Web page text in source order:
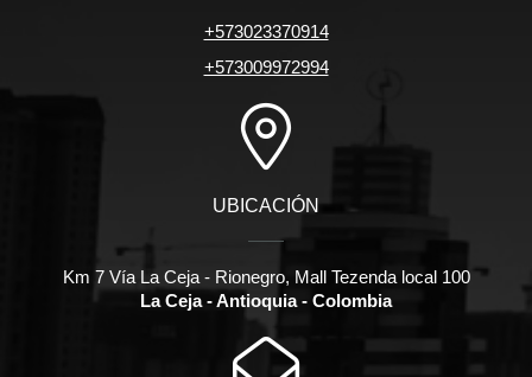
+573023370914
+573009972994
UBICACIÓN
Km 7 Vía La Ceja - Rionegro, Mall Tezenda local 100
La Ceja - Antioquia - Colombia